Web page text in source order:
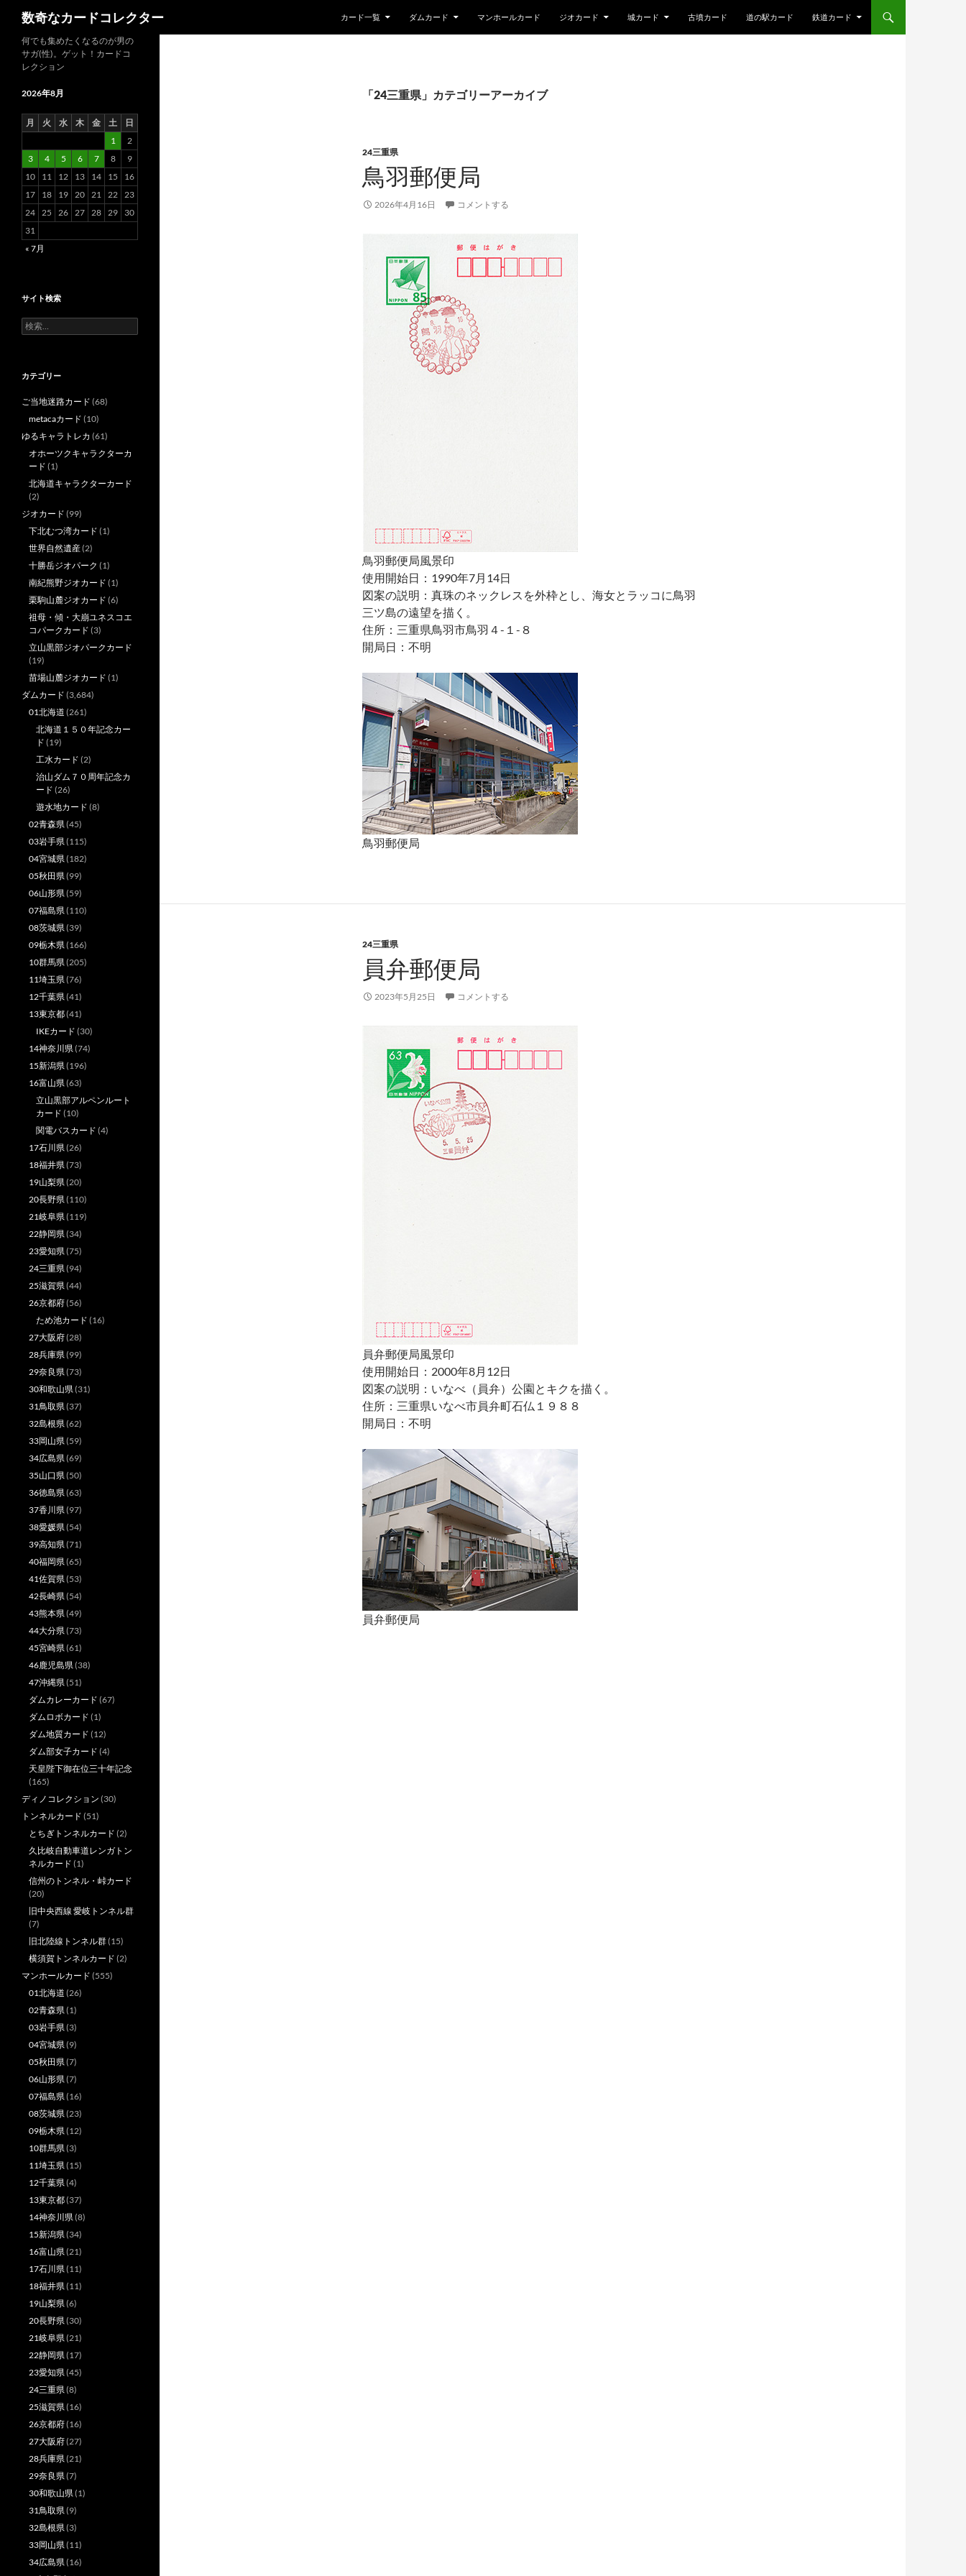
数奇なカードコレクター カード一覧 ダムカード マンホールカード ジオカード 城カード 古墳カード 道の駅カード 鉄道カード
「24三重県」カテゴリーアーカイブ
24三重県
鳥羽郵便局
2026年4月16日 コメントする
鳥羽郵便局風景印
使用開始日：1990年7月14日
図案の説明：真珠のネックレスを外枠とし、海女とラッコに鳥羽
三ツ島の遠望を描く。
住所：三重県鳥羽市鳥羽４-１-８
開局日：不明
鳥羽郵便局
24三重県
員弁郵便局
2023年5月25日 コメントする
員弁郵便局風景印
使用開始日：2000年8月12日
図案の説明：いなべ（員弁）公園とキクを描く。
住所：三重県いなべ市員弁町石仏１９８８
開局日：不明
員弁郵便局
何でも集めたくなるのが男の
サガ(性)。ゲット！カードコ
レクション
2026年8月
月 火 水 木 金 土
日
1
2
3
4 5 6 7 8
9
10
11 12 13 14 15
16
17
18 19 20 21 22 23
24 25 26 27 28 29
30
31
« 7月
サイト検索
検
索:
カテゴリー
ご当地迷路カード (68)
metacaカード (10)
ゆるキャラトレカ (61)
オホーツクキャラクターカ
ード (1)
北海道キャラクターカード
(2)
ジオカード (99)
下北むつ湾カード (1)
世界自然遺産(2)
十勝岳ジオパーク (1)
南紀熊野ジオカード (1)
栗駒山麓ジオカード (6)
祖母・傾・大崩ユネスコエ
コパークカード (3)
立山黒部ジオパークカード
(19)
苗場山麓ジオカード (1)
ダムカード (3,684)
01北海道 (261)
北海道１５０年記念カー
ド (19)
工水カード (2)
治山ダム７０周年記念カ
ード (26)
遊水地カード (8)
02青森県(45)
03岩手県(115)
04宮城県(182)
05秋田県(99)
06山形県(59)
07福島県(110)
08茨城県(39)
09栃木県(166)
10群馬県(205)
11埼玉県(76)
12千葉県(41)
13東京都(41)
IKEカード (30)
14神奈川県(74)
15新潟県(196)
16富山県(63)
立山黒部アルペンルート
カード (10)
関電バスカード (4)
17石川県(26)
18福井県(73)
19山梨県(20)
20長野県(110)
21岐阜県(119)
22静岡県(34)
23愛知県(75)
24三重県(94)
25滋賀県(44)
26京都府(56)
ため池カード (16)
27大阪府(28)
28兵庫県(99)
29奈良県(73)
30和歌山県(31)
31鳥取県(37)
32島根県(62)
33岡山県(59)
34広島県(69)
35山口県(50)
36徳島県(63)
37香川県(97)
38愛媛県(54)
39高知県(71)
40福岡県(65)
41佐賀県(53)
42長崎県(54)
43熊本県(49)
44大分県(73)
45宮崎県(61)
46鹿児島県(38)
47沖縄県(51)
ダムカレーカード (67)
ダムロボカード (1)
ダム地質カード (12)
ダム部女子カード (4)
天皇陛下御在位三十年記念
(165)
ディノコレクション (30)
トンネルカード (51)
とちぎトンネルカード (2)
久比岐自動車道レンガトン
ネルカード (1)
信州のトンネル・峠カード
(20)
旧中央西線 愛岐トンネル群
(7)
旧北陸線トンネル群(15)
横須賀トンネルカード (2)
マンホールカード (555)
01北海道 (26)
02青森県(1)
03岩手県(3)
04宮城県(9)
05秋田県(7)
06山形県(7)
07福島県(16)
08茨城県(23)
09栃木県(12)
10群馬県(3)
11埼玉県(15)
12千葉県(4)
13東京都(37)
14神奈川県(8)
15新潟県(34)
16富山県(21)
17石川県(11)
18福井県(11)
19山梨県(6)
20長野県(30)
21岐阜県(21)
22静岡県(17)
23愛知県(45)
24三重県(8)
25滋賀県(16)
26京都府(16)
27大阪府(27)
28兵庫県(21)
29奈良県(7)
30和歌山県(1)
31鳥取県(9)
32島根県(3)
33岡山県(11)
34広島県(16)